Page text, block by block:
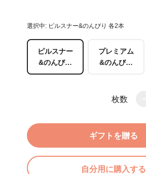
選択中: ピルスナー&のんびり 各2本
ピルスナー
&のんびり
各2本
プレミアム
&のんびり
枚数
ギフトを贈る
自分用に購入する